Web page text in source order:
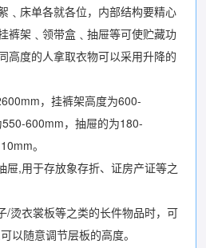
﹑床单各就各位，内部结构要精心
裤架﹑领带盒﹑抽屉等可使贮藏功
高度的人拿取衣物可以采用升降的
，挂裤架高度为600-
600mm，抽屉的为180-
。
屉,用于存放象存折、证房产证等之
/烫衣裳板等之类的长件物品时，可
以随意调节层板的高度。